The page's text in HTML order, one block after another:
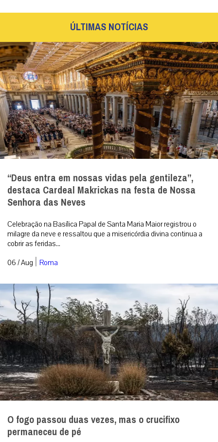
ÚLTIMAS NOTÍCIAS
“Deus entra em nossas vidas pela gentileza”,
destaca Cardeal Makrickas na festa de Nossa
Senhora das Neves
Celebração na Basílica Papal de Santa Maria Maior registrou o
milagre da neve e ressaltou que a misericórdia divina continua a
cobrir as feridas...
06 / Aug | Roma
O fogo passou duas vezes, mas o crucifixo
permaneceu de pé